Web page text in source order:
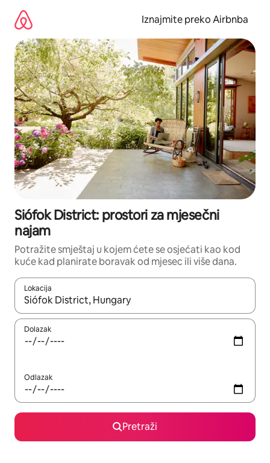
sadržaj
Iznajmite preko Airbnba
Siófok District: prostori za mjesečni
najam
Potražite smještaj u kojem ćete se osjećati kao kod
kuće kad planirate boravak od mjesec ili više dana.
Lokacija
Kada budu dostupni rezultati, moći ćete ih pregledati
Dolazak
Odlazak
Pretraži